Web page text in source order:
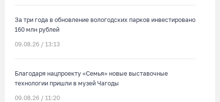
За три года в обновление вологодских парков инвестировано
160 млн рублей
09.08.26 / 13:13
Благодаря нацпроекту «Семья» новые выставочные
технологии пришли в музей Чагоды
09.08.26 / 11:20